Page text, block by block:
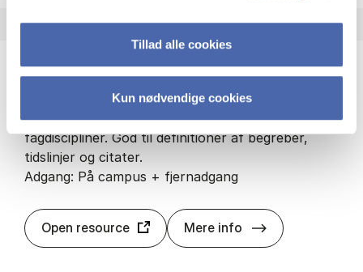
Tillad alle cookies
Kun nødvendige cookies
Ox­ford Re­fe­ren­ce
100 opslagsværker indenfor et bredt udvalg af
fagdiscipliner. God til definitioner af begreber,
tidslinjer og citater.
Adgang: På campus + fjernadgang
Open resource Mere info Ox­ford